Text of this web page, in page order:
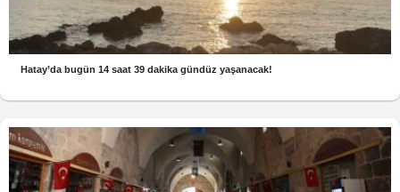
Hatay’da bugün 14 saat 39 dakika gündüz yaşanacak!